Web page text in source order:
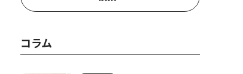
コラム